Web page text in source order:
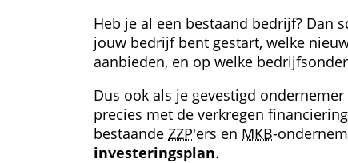
Heb je al een bestaand bedrijf? Dan
jouw bedrijf bent gestart, welke
aanbieden, en op welke
Dus ook als je gevestigd
precies met de verkregen
bestaande ZZP'ers en MKB-
investeringsplan.